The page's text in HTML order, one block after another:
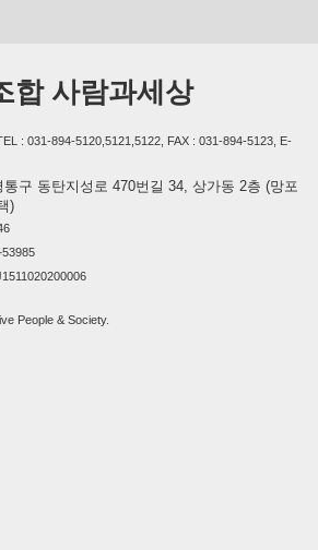
합 사람과세상
: 031-894-5120,5121,5122, FAX : 031-894-5123, E-
구 동탄지성로 470번길 34, 상가동 2층 (망포
)
People & Society.